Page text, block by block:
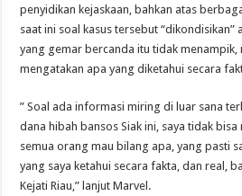
penyidikan kejaskaan, bahkan atas
saat ini soal kasus tersebut “dikondisikan”
yang gemar bercanda itu tidak menampik,
mengatakan apa yang diketahui secara
” Soal ada informasi miring di luar sana
dana hibah bansos Siak ini, saya tidak
semua orang mau bilang apa, yang pasti
yang saya ketahui secara fakta, dan real,
Kejati Riau,” lanjut Marvel.